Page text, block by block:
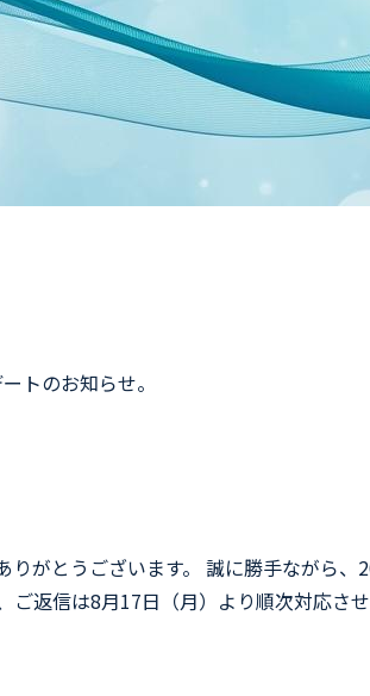
トのお知らせ。
りがとうございます。 誠に勝手ながら
返信は8月17日（月）より順次対応さ